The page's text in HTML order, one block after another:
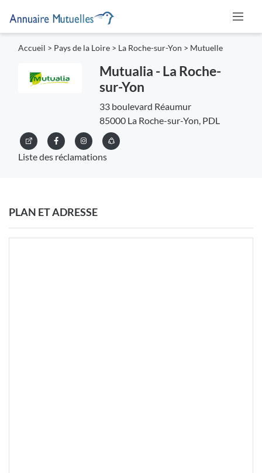
Accueil > Pays de la Loire > La Roche-sur-Yon > Mutuelle
Mutualia - La Roche-
sur-Yon
33 boulevard Réaumur
85000 La Roche-sur-Yon, PDL
Liste des réclamations
PLAN ET ADRESSE